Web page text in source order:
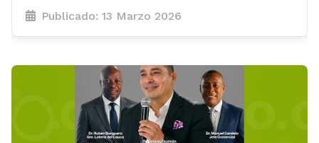
Publicado: 13 Marzo 2026